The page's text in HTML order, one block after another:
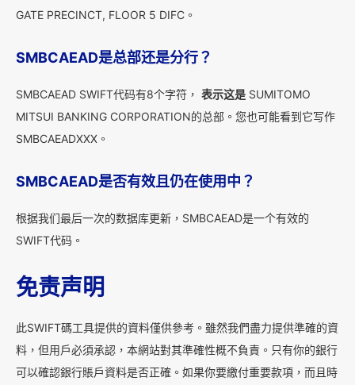
GATE PRECINCT, FLOOR 5 DIFC。
SMBCAEAD是总部还是分行？
SMBCAEAD SWIFT代码有8个字符， 表示这是 SUMITOMO
MITSUI BANKING CORPORATION的总部。您也可能看到它写作
SMBCAEADXXX。
SMBCAEAD是否有效且仍在使用中？
根据我们最后一次的数据库更新，SMBCAEAD是一个有效的
SWIFT代码。
免责声明
此SWIFT碼工具提供的資料僅供參考。雖然我們盡力提供準確的資
料，但用戶必須承認，本網站對其準確性概不負責。只有你的銀行
可以確認銀行賬戶資料是否正確。如果你要繳付重要款項，而且時